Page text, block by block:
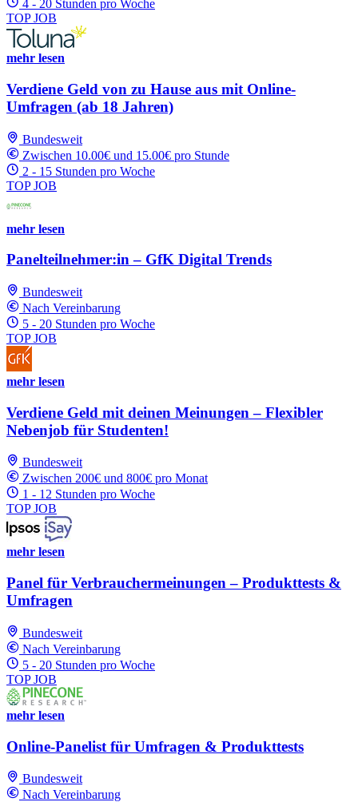
4 - 20 Stunden pro Woche
TOP JOB
mehr lesen
Verdiene Geld von zu Hause aus mit Online-
Umfragen (ab 18 Jahren)
Bundesweit
Zwischen 10.00€ und 15.00€ pro Stunde
2 - 15 Stunden pro Woche
TOP JOB
mehr lesen
Panelteilnehmer:in – GfK Digital Trends
Bundesweit
Nach Vereinbarung
5 - 20 Stunden pro Woche
TOP JOB
mehr lesen
Verdiene Geld mit deinen Meinungen – Flexibler
Nebenjob für Studenten!
Bundesweit
Zwischen 200€ und 800€ pro Monat
1 - 12 Stunden pro Woche
TOP JOB
mehr lesen
Panel für Verbrauchermeinungen – Produkttests &
Umfragen
Bundesweit
Nach Vereinbarung
5 - 20 Stunden pro Woche
TOP JOB
mehr lesen
Online-Panelist für Umfragen & Produkttests
Bundesweit
Nach Vereinbarung